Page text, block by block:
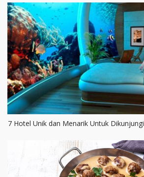
7 Hotel Unik dan Menarik Untuk Dikunjungi